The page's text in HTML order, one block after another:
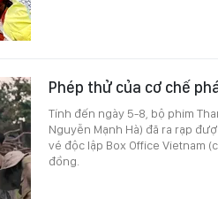
Phép thử của cơ chế
Tính đến ngày 5-8, bộ phim
Nguyễn Mạnh Hà) đã ra rạp
vé độc lập Box Office Vietnam
đồng.